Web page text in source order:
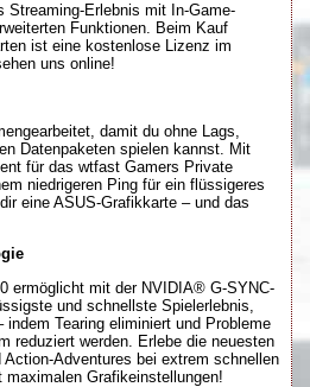
Streaming-Erlebnis mit In-Game-
Funktionen. Beim Kauf
ist eine kostenlose Lizenz im
uns online!
damit du ohne Lags,
Datenpaketen spielen kannst. Mit
für das wtfast Gamers Private
niedrigeren Ping für ein flüssigeres
eine ASUS-Grafikkarte – und das
ermöglicht mit der NVIDIA® G-SYNC-
und schnellste Spielerlebnis,
Tearing eliminiert und Probleme
reduziert werden. Erlebe die neuesten
Action-Adventures bei extrem schnellen
Grafikeinstellungen!